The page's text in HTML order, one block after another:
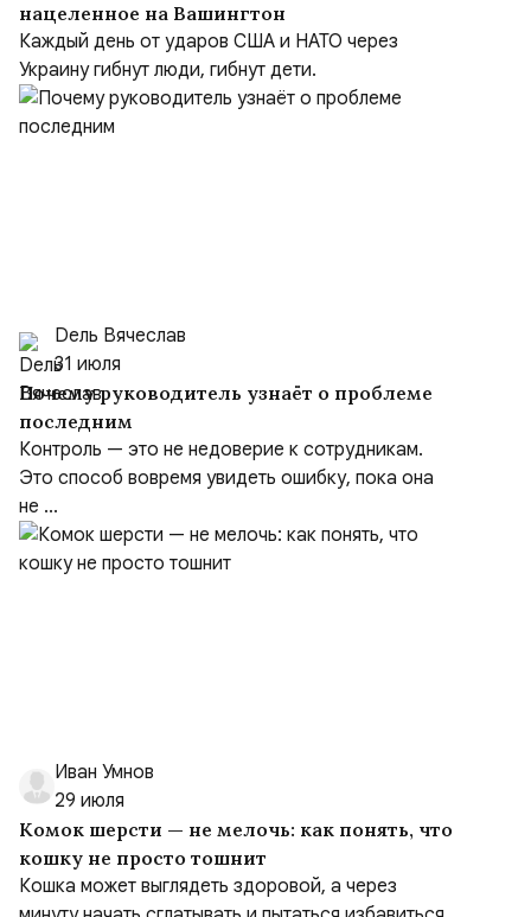
нацеленное на Вашингтон
Каждый день от ударов США и НАТО через
Украину гибнут люди, гибнут дети.
Dель Вячеслав
31 июля
Почему руководитель узнаёт о проблеме
последним
Контроль — это не недоверие к сотрудникам.
Это способ вовремя увидеть ошибку, пока она
не ...
Иван Умнов
29 июля
Комок шерсти — не мелочь: как понять, что
кошку не просто тошнит
Кошка может выглядеть здоровой, а через